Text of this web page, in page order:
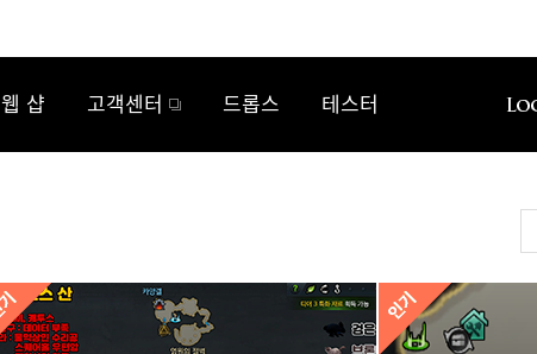
웹 샵 고객센터 드롭스 테스터